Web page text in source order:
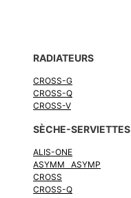
RADIATEURS
CROSS-G
CROSS-Q
CROSS-V
SÈCHE-SERVIETTES
ALIS-ONE
ASYMM ASYMP
CROSS
CROSS-Q